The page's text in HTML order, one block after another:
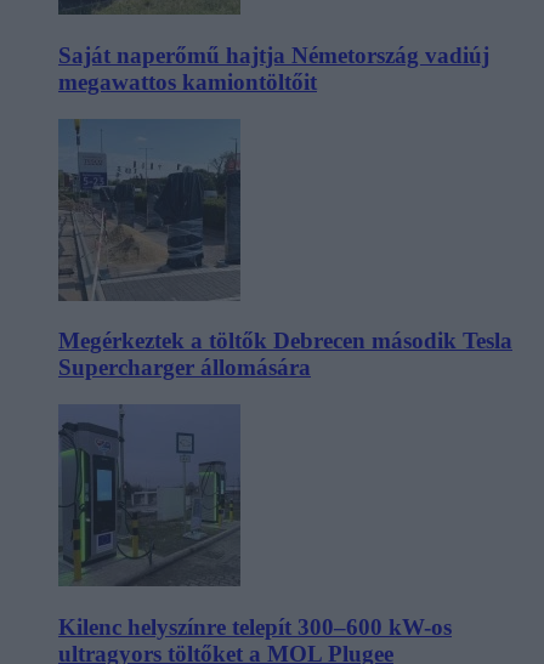
Saját naperőmű hajtja Németország vadiúj
megawattos kamiontöltőit
Megérkeztek a töltők Debrecen második Tesla
Supercharger állomására
Kilenc helyszínre telepít 300–600 kW-os
ultragyors töltőket a MOL Plugee